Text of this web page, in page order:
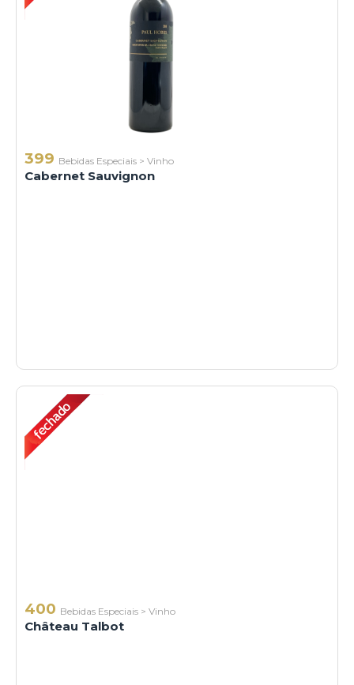
399 Bebidas Especiais > Vinho
Cabernet Sauvignon
400 Bebidas Especiais > Vinho
Château Talbot